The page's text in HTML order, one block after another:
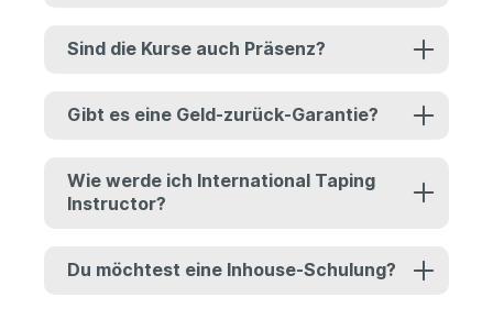
Sind die Kurse auch Präsenz?
Gibt es eine Geld-zurück-Garantie?
Wie werde ich International Taping
Instructor?
Du möchtest eine Inhouse-Schulung?